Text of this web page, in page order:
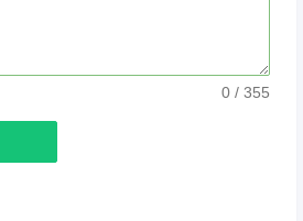
0 / 355